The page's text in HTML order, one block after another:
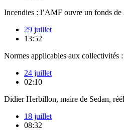
Incendies : l’AMF ouvre un fonds de
29 juillet
13:52
Normes applicables aux collectivités
24 juillet
02:10
Didier Herbillon, maire de Sedan,
18 juillet
08:32